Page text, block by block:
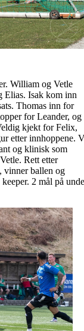
William og Vetle
Elias. Isak kom inn
Thomas inn for
for Leander, og
kjekt for Felix,
etter innhoppene.
og klinisk som
Rett etter
vinner ballen og
2 mål på